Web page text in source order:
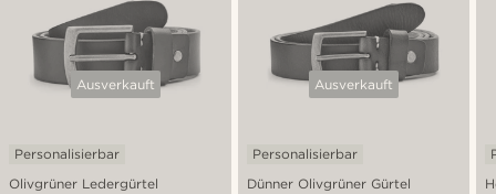
Ausverkauft
Olivgrüner Ledergürtel
Personalisierbar
Ausverkauft
Dünner Olivgrüner Gürtel
Personalisierbar